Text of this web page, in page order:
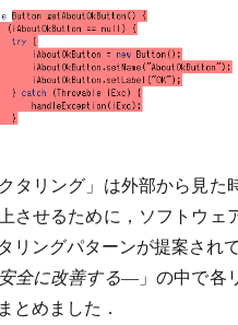
クタリング」は外部から見
させるために，ソフトウェ
リングパターンが提案され
全に改善する―」の中で各
とめました．